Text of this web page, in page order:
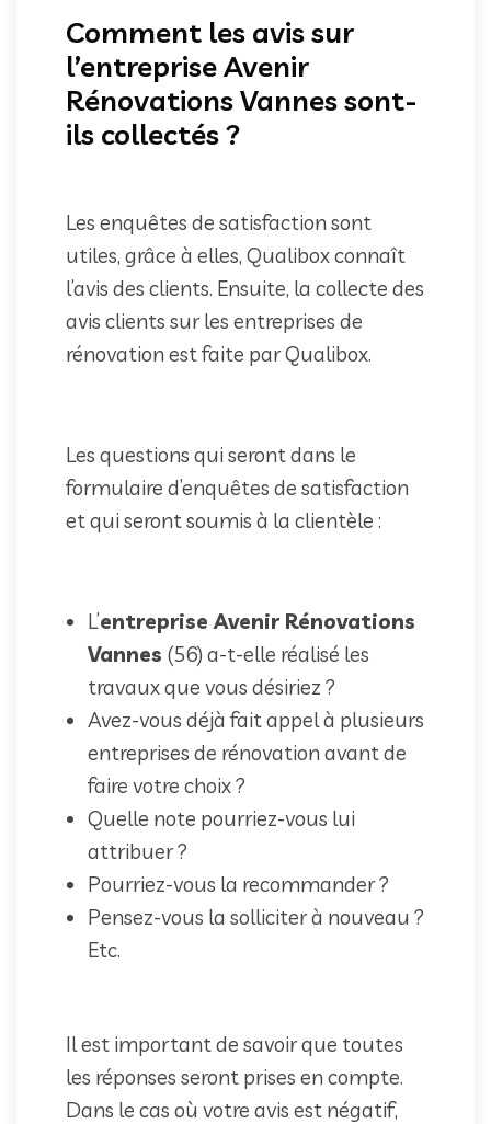
Comment les avis sur
l’entreprise Avenir
Rénovations Vannes sont-
ils collectés ?
Les enquêtes de satisfaction sont
utiles, grâce à elles, Qualibox connaît
l’avis des clients. Ensuite, la collecte des
avis clients sur les entreprises de
rénovation est faite par Qualibox.
Les questions qui seront dans le
formulaire d’enquêtes de satisfaction
et qui seront soumis à la clientèle :
L’entreprise Avenir Rénovations
Vannes (56) a-t-elle réalisé les
travaux que vous désiriez ?
Avez-vous déjà fait appel à plusieurs
entreprises de rénovation avant de
faire votre choix ?
Quelle note pourriez-vous lui
attribuer ?
Pourriez-vous la recommander ?
Pensez-vous la solliciter à nouveau ?
Etc.
Il est important de savoir que toutes
les réponses seront prises en compte.
Dans le cas où votre avis est négatif,